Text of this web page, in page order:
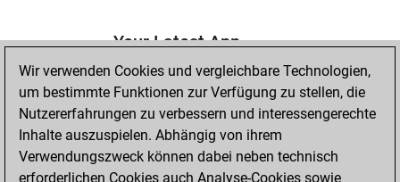
Your Latest App
Activity
Freitag,
Dezember 12,
2025
Wir verwenden Cookies und vergleichbare Technologien,
um bestimmte Funktionen zur Verfügung zu stellen, die
Nutzererfahrungen zu verbessern und interessengerechte
Inhalte auszuspielen. Abhängig von ihrem
Verwendungszweck können dabei neben technisch
erforderlichen Cookies auch Analyse-Cookies sowie